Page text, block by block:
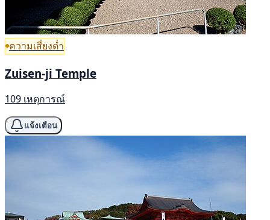
ความเสี่ยงต่ำ
Zuisen-ji Temple
109 เหตุการณ์
แจ้งเตือน